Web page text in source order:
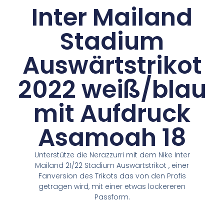
Inter Mailand
Stadium
Auswärtstrikot
2022 weiß/blau
mit Aufdruck
Asamoah 18
Unterstütze die Nerazzurri mit dem Nike Inter
Mailand 21/22 Stadium Auswärtstrikot , einer
Fanversion des Trikots das von den Profis
getragen wird, mit einer etwas lockereren
Passform.